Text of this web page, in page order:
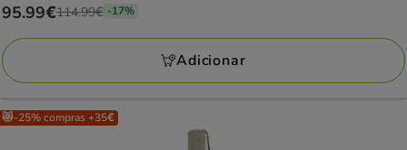
Preço
anterior
114.99€,
está
poupar
95.99€114.99€ -17%
Adicionar
😻-25% compras +35€